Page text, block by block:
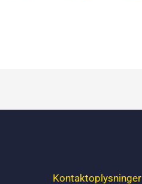
Kontaktoplysninger